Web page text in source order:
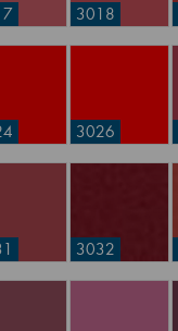
3018
3026
3032